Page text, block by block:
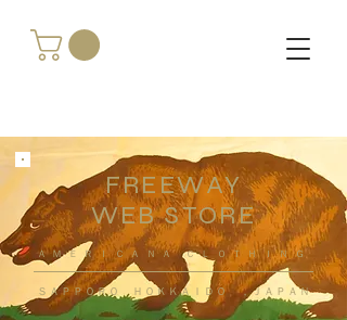
FREEWAY
WEB STORE
​ＡＭＥＲＩＣＡＮＡ ＣＬＯＴＨＩＮＧ
ＳＡＰＰＯＲＯ ＨＯＫＫＡＩＤＯ ，ＪＡＰＡＮ